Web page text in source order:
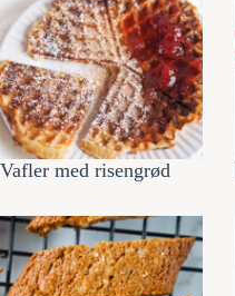
Vafler med risengrød